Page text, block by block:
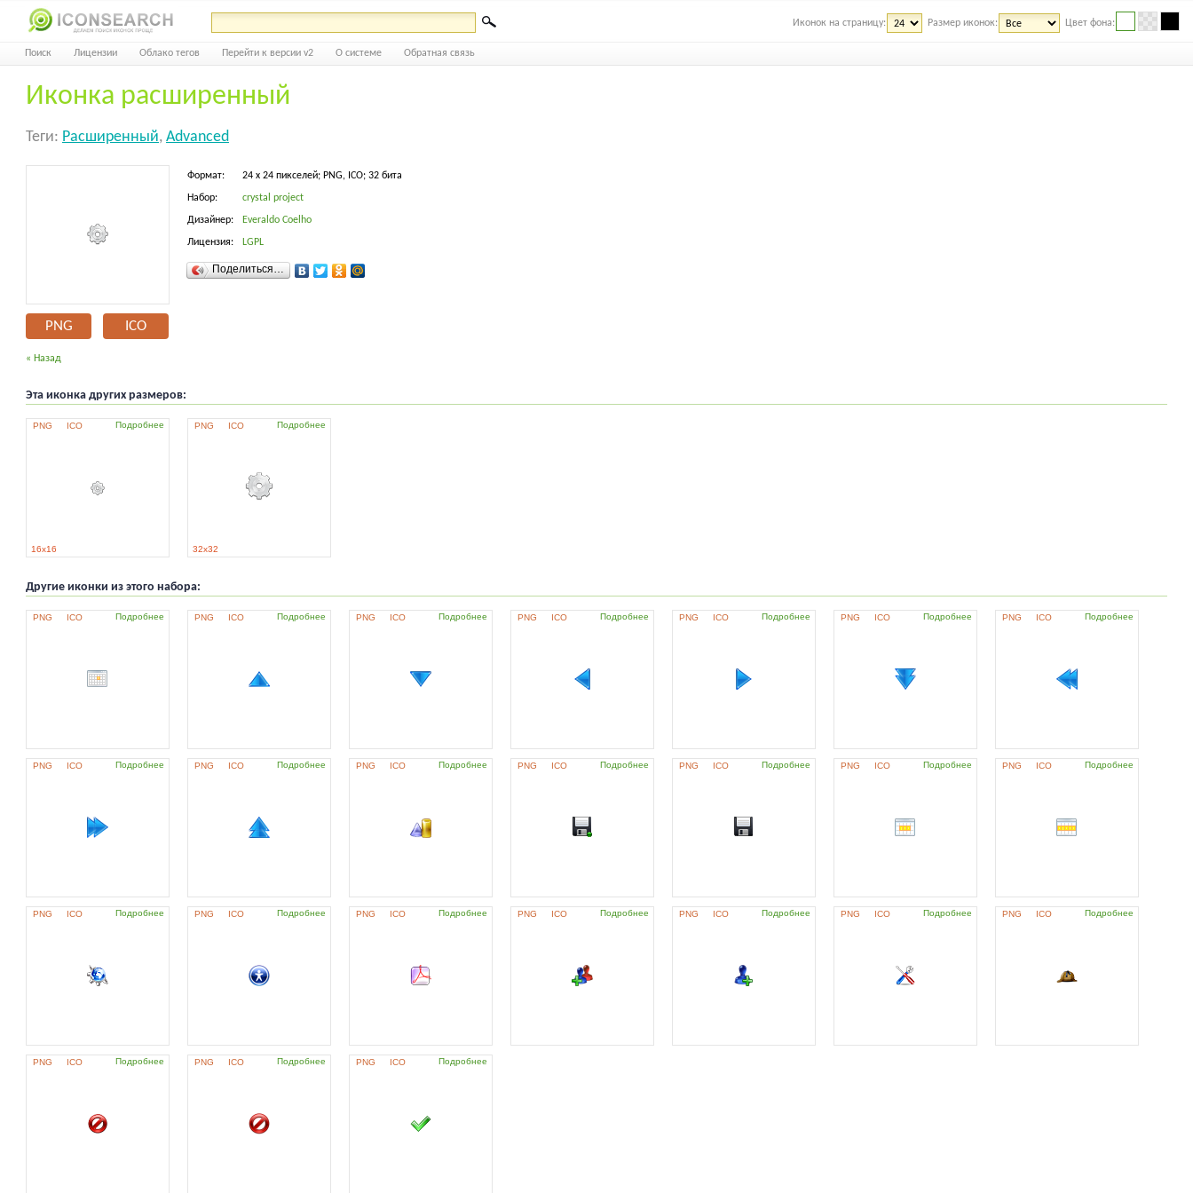
Иконок на страницу: Размер иконок: Цвет фона:
Поиск Лицензии Облако тегов Перейти к версии v2 О системе Обратная связь
Иконка расширенный
Теги: Расширенный, Advanced
PNG ICO
Формат: 24 x 24 пикселей; PNG, ICO; 32 бита
Набор: crystal project
Дизайнер: Everaldo Coelho
Лицензия: LGPL
Поделиться…
« Назад
Эта иконка других размеров:
PNG ICO Подробнее
16x16
PNG ICO Подробнее
32x32
Другие иконки из этого набора:
PNG ICO Подробнее PNG ICO Подробнее PNG ICO Подробнее PNG ICO Подробнее PNG ICO Подробнее PNG ICO Подробнее PNG ICO Подробнее
PNG ICO Подробнее PNG ICO Подробнее PNG ICO Подробнее PNG ICO Подробнее PNG ICO Подробнее PNG ICO Подробнее PNG ICO Подробнее
PNG ICO Подробнее PNG ICO Подробнее PNG ICO Подробнее PNG ICO Подробнее PNG ICO Подробнее PNG ICO Подробнее PNG ICO Подробнее
PNG ICO Подробнее PNG ICO Подробнее PNG ICO Подробнее